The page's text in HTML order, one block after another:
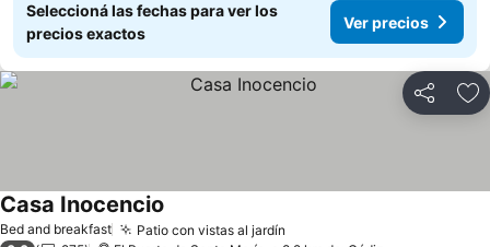
Seleccioná las fechas para ver los
precios exactos
Ver precios
Compartir
Bed and breakfast Patio con vistas al jardín
Casa Inocencio